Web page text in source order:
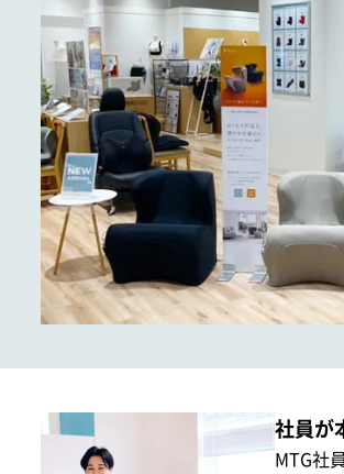
社員が
MTG社